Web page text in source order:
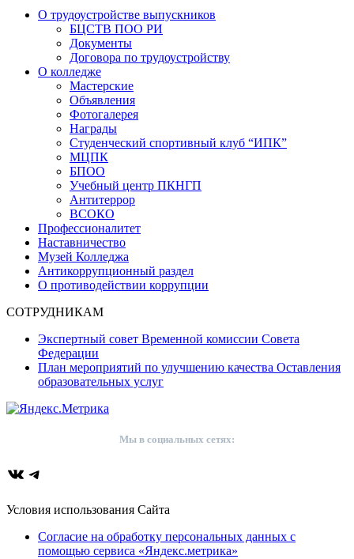
О трудоустройстве выпускников
БЦСТВ ПОО РИ
Документы
Договора по трудоустройству
О колледже
Мастерские
Объявления
Фотогалерея
Награды
Студенческий спортивный клуб “ИПК”
МЦПК
БПОО
Учебный центр ПКНГП
Антитеррор
ВСОКО
Профессионалитет
Наставничество
Музей Колледжа
Антикоррупционный раздел
О противодействии коррупции
СОТРУДНИКАМ
Экспертный совет Временной комиссии Совета
Федерации
План мероприятий по улучшению качества Оставления
образовательных услуг
Мы в социальных сетях:
ВКонтакте
Telegram
Условия использования Сайта
Согласие на обработку персональных данных с
помощью сервиса «Яндекс.метрика»